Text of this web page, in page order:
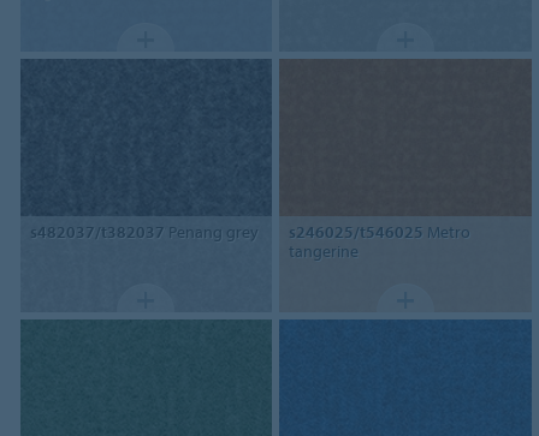
s482037/t382037 Penang grey s246025/t546025 Metro
tangerine